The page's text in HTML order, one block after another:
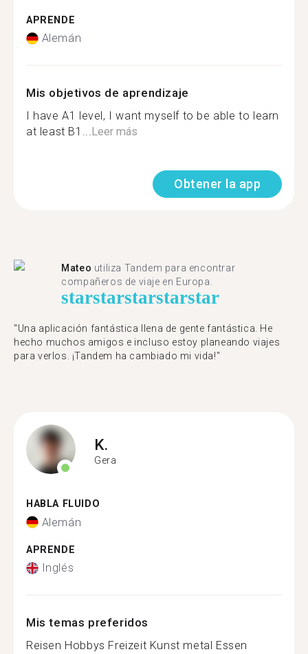
APRENDE
Alemán
Mis objetivos de aprendizaje
I have A1 level, I want myself to be able to learn
at least B1...Leer más
Obtener la app
Mateo utiliza Tandem para encontrar
compañeros de viaje en Europa.
starstarstarstarstar
"Una aplicación fantástica llena de gente fantástica. He
hecho muchos amigos e incluso estoy planeando viajes
para verlos. ¡Tandem ha cambiado mi vida!"
K.
Gera
HABLA FLUIDO
Alemán
APRENDE
Inglés
Mis temas preferidos
Reisen Hobbys Freizeit Kunst metal Essen